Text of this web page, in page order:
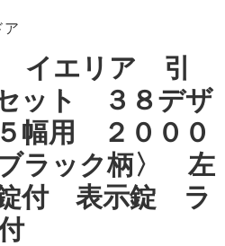
ア
イエリア 引
ット ３８デザ
幅用 ２０００
ラック柄〉 左
付 表示錠 ラ